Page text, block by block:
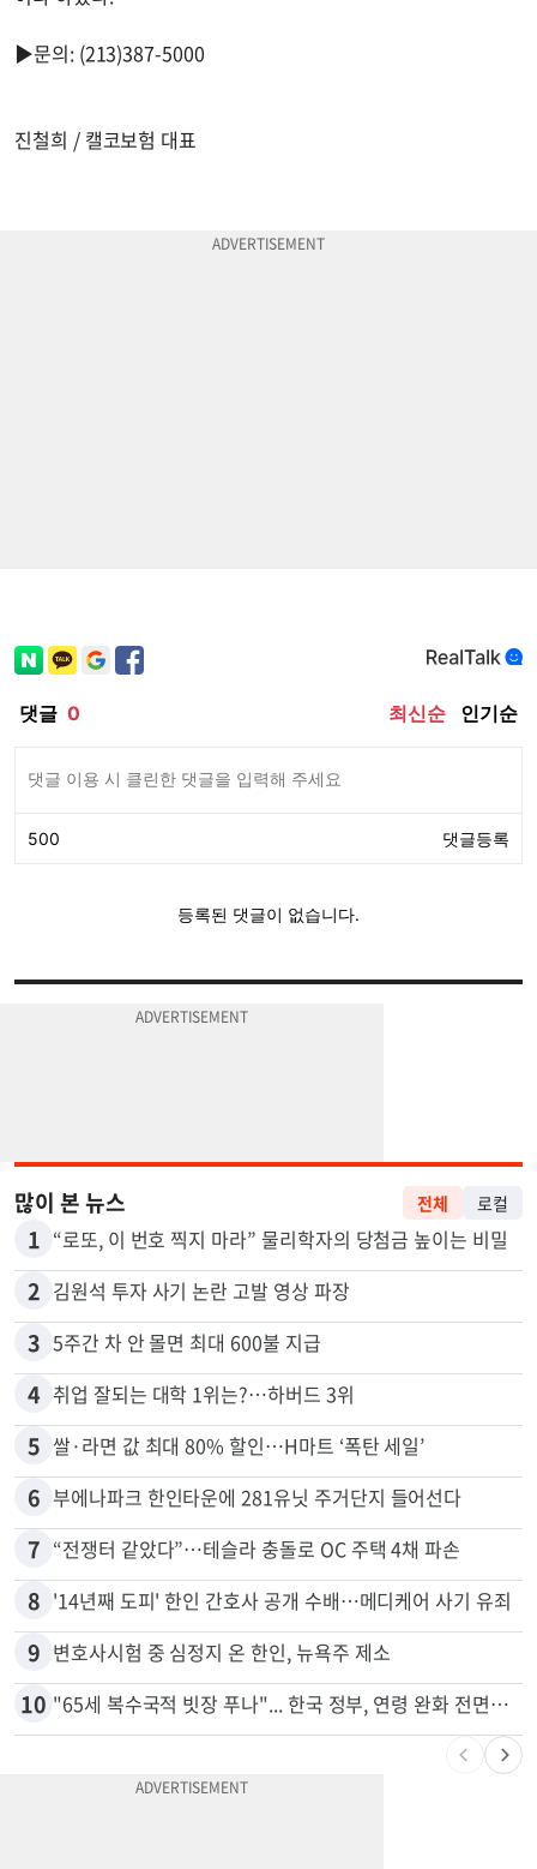
▶문의: (213)387-5000
진철희 / 캘코보험 대표
많이 본 뉴스 전체 로컬
1 “로또, 이 번호 찍지 마라” 물리학자의 당첨금 높이는 비밀
2 김원석 투자 사기 논란 고발 영상 파장
3 5주간 차 안 몰면 최대 600불 지급
4 취업 잘되는 대학 1위는?…하버드 3위
5 쌀·라면 값 최대 80% 할인…H마트 ‘폭탄 세일’
6 부에나파크 한인타운에 281유닛 주거단지 들어선다
7 “전쟁터 같았다”…테슬라 충돌로 OC 주택 4채 파손
8 '14년째 도피' 한인 간호사 공개 수배…메디케어 사기 유죄
9 변호사시험 중 심정지 온 한인, 뉴욕주 제소
10 "65세 복수국적 빗장 푸나"... 한국 정부, 연령 완화 전면 추진